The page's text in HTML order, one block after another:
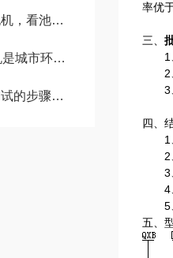
泥特性和预算
事业*一部分
骤有哪些
率优
三、
1、
2、
3、
四、
1、
2、
3、
4、
5、
五、